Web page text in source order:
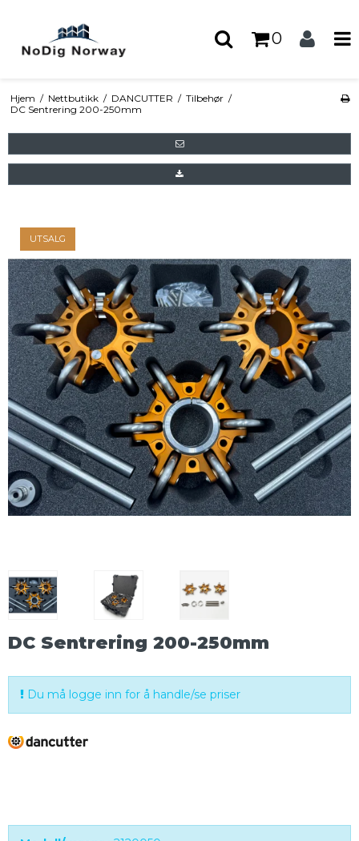
0
Hjem / Nettbutikk / DANCUTTER / Tilbehør /
DC Sentrering 200-250mm
UTSALG
DC Sentrering 200-250mm
Du må logge inn for å handle/se priser